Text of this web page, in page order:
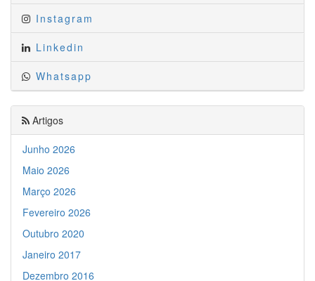
Instagram
Linkedin
Whatsapp
Artigos
Junho 2026
Maio 2026
Março 2026
Fevereiro 2026
Outubro 2020
Janeiro 2017
Dezembro 2016